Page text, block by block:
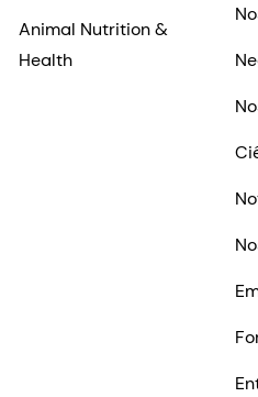
Animal Nutrition &
Health